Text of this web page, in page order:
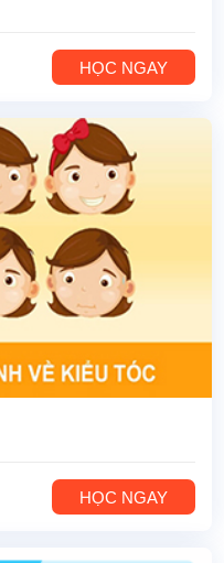
HỌC NGAY
HỌC NGAY